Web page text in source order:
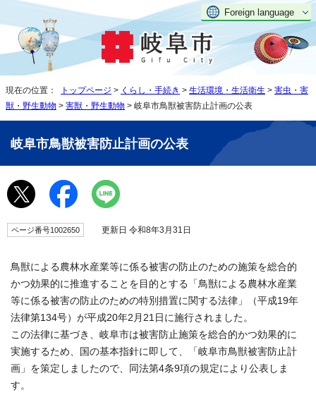
Foreign language
現在の位置： トップページ > くらし・手続き > 生活環境・生活衛生 > 害虫・害
獣・野生動物 > 害獣・野生動物 > 岐阜市鳥獣被害防止計画の公表
岐阜市鳥獣被害防止計画の公表
ページ番号1002650 更新日 令和8年3月31日
鳥獣による農林水産業等に係る被害の防止のための施策を総合的
かつ効果的に推進することを目的とする「鳥獣による農林水産業
等に係る被害の防止のための特別措置に関する法律」（平成19年
法律第134号）が平成20年2月21日に施行されました。
この法律に基づき、岐阜市は被害防止施策を総合的かつ効果的に
実施するため、国の基本指針に即して、「岐阜市鳥獣被害防止計
画」を策定しましたので、同法第4条9項の規定により公表しま
す。